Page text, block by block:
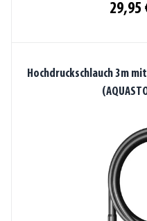
29,95
Hochdruckschlauch 3m